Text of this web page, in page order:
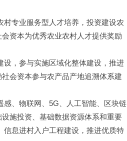
专业服务型人才培养，投资建设农
资本为优秀农业农村人才提供奖励
，参与实施区域化整体建设，推进
会资本参与农产品产地追溯体系建
、物联网、5G、人工智能、区块链
施投资、基础数据资源体系和重要
信息进村入户工程建设，推进优质特